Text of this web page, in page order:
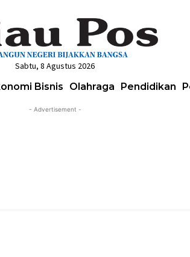
Sabtu, 8 Agustus 2026
Bisnis Olahraga Pendidikan
- Advertisement -